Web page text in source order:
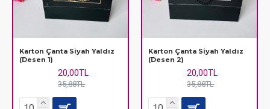
Karton Çanta Siyah Yaldız
(Desen 1)
20,00TL
35,88TL
Karton Çanta Siyah Yaldız
(Desen 2)
20,00TL
35,88TL